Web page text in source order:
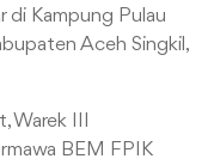
di Kampung Pulau
Aceh Singkil,
Warek III
BEM FPIK